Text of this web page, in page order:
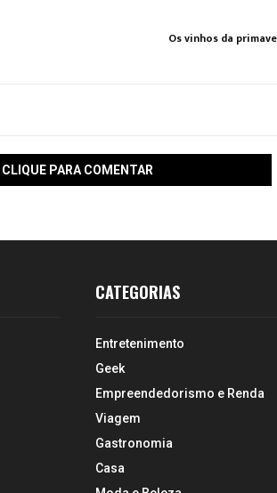
Os vinhos da
CLIQUE PARA COMENTAR
CATEGORIAS
Entretenimento
Geek
Empreendedorismo e Renda
Viagem
Gastronomia
Casa